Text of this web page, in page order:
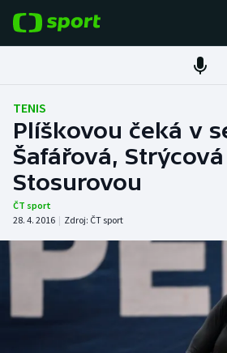
Fotbal
Hokej
Tenis
Atletika
TENIS
Plíškovou čeká v
Šafářová,
Stosurovou
ČT sport
28. 4. 2016 | Zdroj: ČT sport